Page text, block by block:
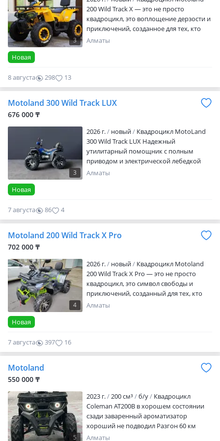
3
200 Wild Track X — это не просто
квадроцикл, это воплощение дерзости и
приключений, созданное для тех, кто
стремится к безграничной свободе и
РАССРОЧКУ ОТ МАГАЗИНА Специальные
предложения сезона Индивидуальные
скидки для всех заказчиков
Алматы
Новая
8 августа 298 13
Motoland 300 Wild Track LUX
676 000 ₸
3
2026 г. новый
Квадроцикл MotoLand
300 Wild Track LUX Надежный
утилитарный помощник с полным
приводом и электрической лебедкой
готов к самым серьезным испытаниям
колесная база дарит уверенность и
комфорт при движении по сложным
участкам. Модель создана для тех, кто
Алматы
Новая
7 августа 86 4
Motoland 200 Wild Track X Pro
702 000 ₸
4
2026 г. новый
Квадроцикл Motoland
200 Wild Track X Pro — это не просто
квадроцикл, это символ свободы и
приключений, созданный для тех, кто
стремится покорять бездорожье и
передовые технологии и брутальный
дизайн. Чем уникален Motoland 200 Wild
Track X Pro: Тип двигателя: бензиновый…
Алматы
Новая
7 августа 397 16
Motoland
550 000 ₸
5
2023 г. 200 см³ б/у
Квадроцикл
Coleman AT200B в хорошем состоянии
сзади заваренный ароматизатор
хороший не подводил Разгон 60 км
Алматы